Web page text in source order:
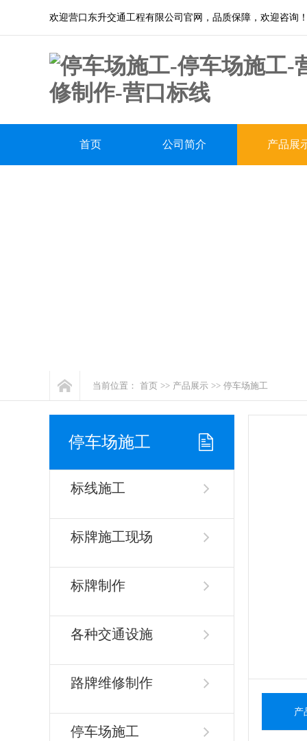
欢迎营口东升交通工程有限公司官网，品质保障，欢迎咨询
首页 公司简介 产品展
当前位置： 首页 >> 产品展示 >> 停车场施工
停车场施工
标线施工
标牌施工现场
标牌制作
各种交通设施
路牌维修制作
停车场施工
产